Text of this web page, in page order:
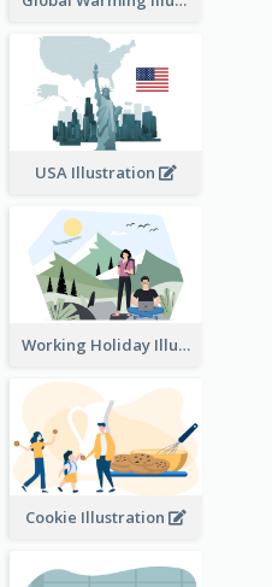
USA Illustration
Working Holiday Illustration
Cookie Illustration